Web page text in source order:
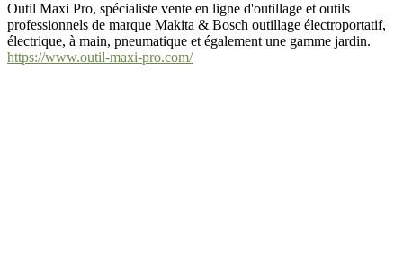
Outil Maxi Pro, spécialiste vente en ligne d'outillage et outils
professionnels de marque Makita & Bosch outillage électroportatif,
électrique, à main, pneumatique et également une gamme jardin.
https://www.outil-maxi-pro.com/